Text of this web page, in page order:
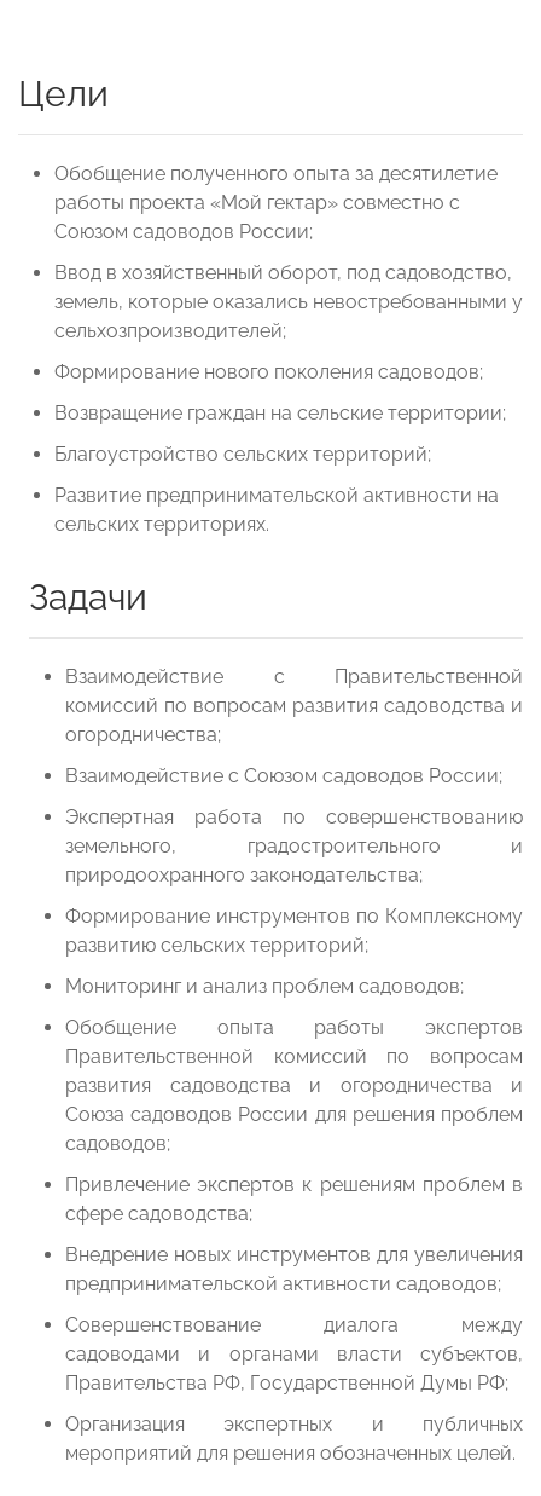
Цели
Обобщение полученного опыта за десятилетие
работы проекта «Мой гектар» совместно с
Союзом садоводов России;
Ввод в хозяйственный оборот, под садоводство,
земель, которые оказались невостребованными у
сельхозпроизводителей;
Формирование нового поколения садоводов;
Возвращение граждан на сельские территории;
Благоустройство сельских территорий;
Развитие предпринимательской активности на
сельских территориях.
Задачи
Взаимодействие с Правительственной
комиссий по вопросам развития садоводства и
огородничества;
Взаимодействие с Союзом садоводов России;
Экспертная работа по совершенствованию
земельного, градостроительного и
природоохранного законодательства;
Формирование инструментов по Комплексному
развитию сельских территорий;
Мониторинг и анализ проблем садоводов;
Обобщение опыта работы экспертов
Правительственной комиссий по вопросам
развития садоводства и огородничества и
Союза садоводов России для решения проблем
садоводов;
Привлечение экспертов к решениям проблем в
сфере садоводства;
Внедрение новых инструментов для увеличения
предпринимательской активности садоводов;
Совершенствование диалога между
садоводами и органами власти субъектов,
Правительства РФ, Государственной Думы РФ;
Организация экспертных и публичных
мероприятий для решения обозначенных целей.